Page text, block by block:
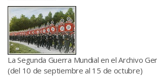
La Segunda Guerra Mundial en el Archivo
(del 10 de septiembre al 15 de octubre)